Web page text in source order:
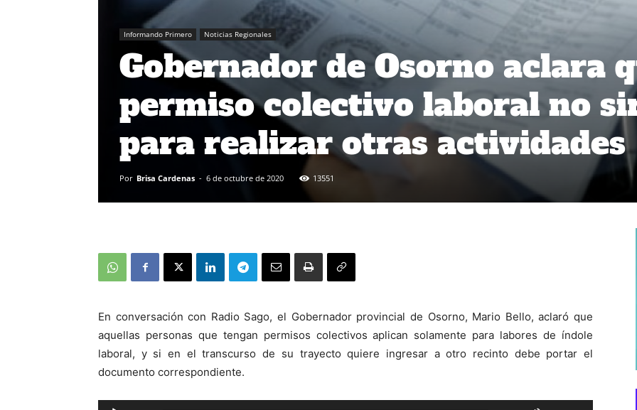
Informando Primero Noticias Regionales
Gobernador de Osorno aclara
permiso colectivo laboral no
para realizar otras actividades
Por Brisa Cardenas - 6 de octubre de 2020 13551
En conversación con Radio Sago, el Gobernador provincial de Osorno, Mario Bello, aclaró que
aquellas personas que tengan permisos colectivos aplican solamente para labores de índole
laboral, y si en el transcurso de su trayecto quiere ingresar a otro recinto debe portar el
documento correspondiente.